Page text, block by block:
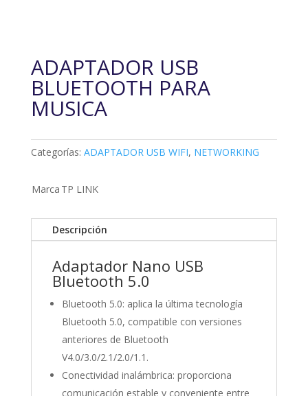
ADAPTADOR USB
BLUETOOTH PARA
MUSICA
Categorías: ADAPTADOR USB WIFI, NETWORKING
Marca TP LINK
Descripción
Adaptador Nano USB
Bluetooth 5.0
Bluetooth 5.0: aplica la última tecnología
Bluetooth 5.0, compatible con versiones
anteriores de Bluetooth
V4.0/3.0/2.1/2.0/1.1.
Conectividad inalámbrica: proporciona
comunicación estable y conveniente entre